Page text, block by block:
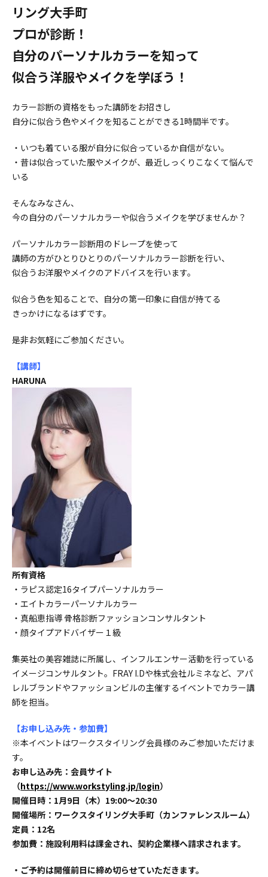
リング大手町
プロが診断！
自分のパーソナルカラーを知って
似合う洋服やメイクを学ぼう！
カラー診断の資格をもった講師をお招きし
自分に似合う色やメイクを知ることができる1時間半です。
・いつも着ている服が自分に似合っているか自信がない。
・昔は似合っていた服やメイクが、最近しっくりこなくて悩んで
いる
そんなみなさん、
今の自分のパーソナルカラーや似合うメイクを学びませんか？
パーソナルカラー診断用のドレープを使って
講師の方がひとりひとりのパーソナルカラー診断を行い、
似合うお洋服やメイクのアドバイスを行います。
似合う色を知ることで、自分の第一印象に自信が持てる
きっかけになるはずです。
是非お気軽にご参加ください。
【講師】
HARUNA
所有資格
・ラピス認定16タイプパーソナルカラー
・エイトカラーパーソナルカラー
・真船恵指導 骨格診断ファッションコンサルタント
・顔タイプアドバイザー１級
集英社の美容雑誌に所属し、インフルエンサー活動を行っている
イメージコンサルタント。FRAY I.Dや株式会社ルミネなど、アパ
レルブランドやファッションビルの主催するイベントでカラー講
師を担当。
【お申し込み先・参加費】
※本イベントはワークスタイリング会員様のみご参加いただけま
す。
お申し込み先：会員サイト
（https://www.workstyling.jp/login）
開催日時：1月9日（木）19:00〜20:30
開催場所：ワークスタイリング大手町（カンファレンスルーム）
定員：12名
参加費：施設利用料は課金され、契約企業様へ請求されます。
・ご予約は開催前日に締め切らせていただきます。